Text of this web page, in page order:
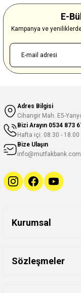
E-
Kampanya ve
Adres Bilgisi
Cihangir Mah. E5-
Bizi Arayın 0534 873
Hafta içi: 08.30 -
Bize Ulaşın
info@mutfakbank.com
Kurumsal
Sözleşmeler